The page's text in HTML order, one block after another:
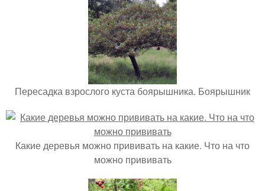
Пересадка взрослого куста боярышника. Боярышник
Какие деревья можно прививать на какие. Что на что
можно прививать